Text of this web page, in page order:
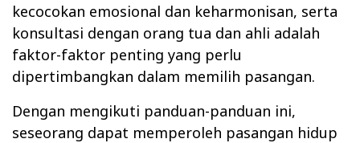
kecocokan emosional dan keharmonisan, serta
konsultasi dengan orang tua dan ahli adalah
faktor-faktor penting yang perlu
dipertimbangkan dalam memilih pasangan.
Dengan mengikuti panduan-panduan ini,
seseorang dapat memperoleh pasangan hidup